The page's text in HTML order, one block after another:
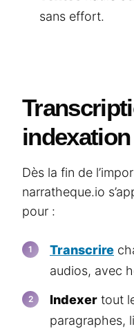
sans effort.
Dès la fin de
narratheque.io
pour :
Transcrire
audios, avec
Indexer tout
paragraphes,